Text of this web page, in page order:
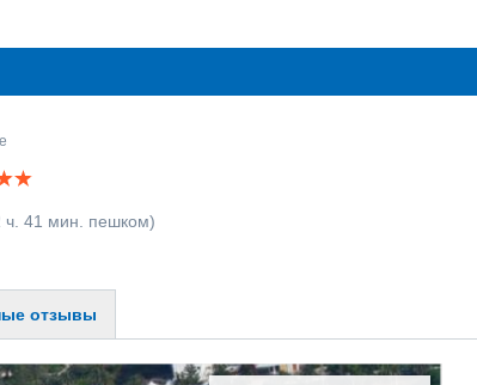
ч. 41 мин. пешком)
отзывы